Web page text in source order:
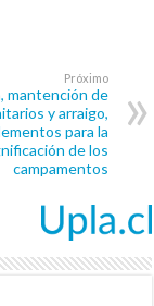
Próximo
mantención de
y arraigo,
para la
de los
campamentos